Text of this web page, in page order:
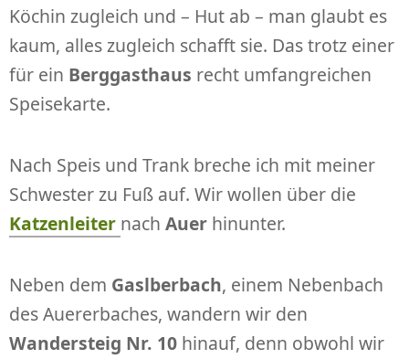
Köchin zugleich und – Hut ab – man glaubt es
kaum, alles zugleich schafft sie. Das trotz einer
für ein Berggasthaus recht umfangreichen
Speisekarte.
Nach Speis und Trank breche ich mit meiner
Schwester zu Fuß auf. Wir wollen über die
Katzenleiter nach Auer hinunter.
Neben dem Gaslberbach, einem Nebenbach
des Auererbaches, wandern wir den
Wandersteig Nr. 10 hinauf, denn obwohl wir